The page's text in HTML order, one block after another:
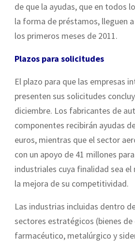
de que la ayudas, que en todos
la forma de préstamos, lleguen
los primeros meses de 2011.
Plazos para solicitudes
El plazo para que las empresas
presenten sus solicitudes
diciembre. Los fabricantes de
componentes recibirán ayudas
euros, mientras que el sector
con un apoyo de 41 millones
industriales cuya finalidad sea
la mejora de su competitividad.
Las industrias incluidas dentro
sectores estratégicos (bienes
farmacéutico, metalúrgico y